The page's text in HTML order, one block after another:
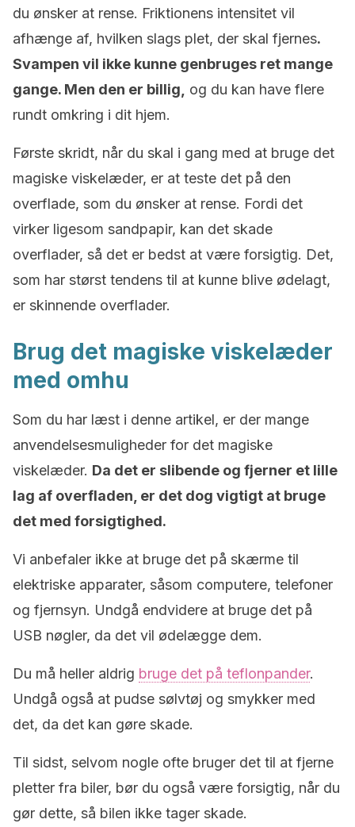
du ønsker at rense. Friktionens intensitet vil
afhænge af, hvilken slags plet, der skal fjernes.
Svampen vil ikke kunne genbruges ret mange
gange. Men den er billig,
og du kan have flere
rundt omkring i dit hjem.
Første skridt, når du skal i gang med at bruge det
magiske viskelæder, er at teste det på den
overflade, som du ønsker at rense. Fordi det
virker ligesom sandpapir, kan det skade
overflader, så det er bedst at være forsigtig. Det,
som har størst tendens til at kunne blive ødelagt,
er skinnende overflader.
Brug det magiske viskelæder
med omhu
Som du har læst i denne artikel, er der mange
anvendelsesmuligheder for det magiske
viskelæder. Da det er slibende og fjerner et lille
lag af overfladen, er det dog vigtigt at bruge
det med forsigtighed.
Vi anbefaler ikke at bruge det på skærme til
elektriske apparater, såsom computere, telefoner
og fjernsyn. Undgå endvidere at bruge det på
USB nøgler, da det vil ødelægge dem.
Du må heller aldrig bruge det på teflonpander.
Undgå også at pudse sølvtøj og smykker med
det, da det kan gøre skade.
Til sidst, selvom nogle ofte bruger det til at fjerne
pletter fra biler, bør du også være forsigtig, når du
gør dette, så bilen ikke tager skade.